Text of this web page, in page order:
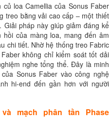
loa Camellia của Sonus Faber
treo bằng vải cao cấp – một thiết
pháp này giúp giảm đáng kể
của màng loa, mang đến âm
chi tiết. Nhờ hệ thống treo Fabric
không chỉ kiểm soát tốt dải
nghe tổng thể. Đây là minh
Sonus Faber vào công nghệ
hi-end đến gần hơn với người
mạch phân tần Phase